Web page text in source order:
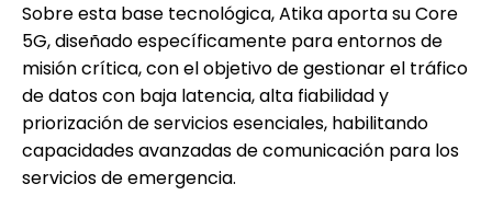
Sobre esta base tecnológica, Atika aporta su Core
5G, diseñado específicamente para entornos de
misión crítica, con el objetivo de gestionar el tráfico
de datos con baja latencia, alta fiabilidad y
priorización de servicios esenciales, habilitando
capacidades avanzadas de comunicación para los
servicios de emergencia.